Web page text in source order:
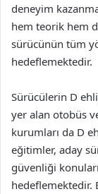
deneyim
hem teorik hem
sürücünün tüm
hedeflemektedir.
Sürücülerin D
yer alan otobüs
kurumları da D
eğitimler, aday
güvenliği
hedeflemektedir.